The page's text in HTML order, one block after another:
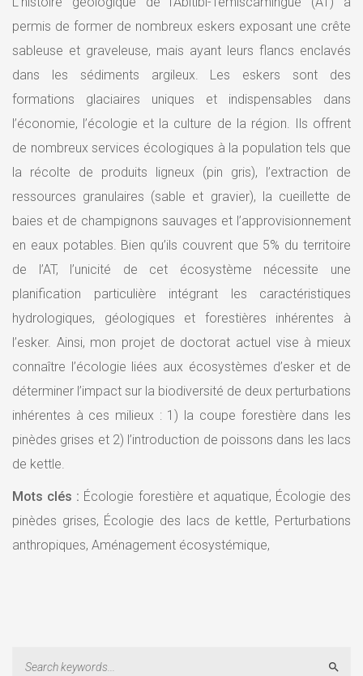
permis de former de nombreux eskers exposant une crête
sableuse et graveleuse, mais ayant leurs flancs enclavés
dans les sédiments argileux. Les eskers sont des
formations glaciaires uniques et indispensables dans
l’économie, l’écologie et la culture de la région. Ils offrent
de nombreux services écologiques à la population tels que
la récolte de produits ligneux (pin gris), l’extraction de
ressources granulaires (sable et gravier), la cueillette de
baies et de champignons sauvages et l’approvisionnement
en eaux potables. Bien qu’ils couvrent que 5% du territoire
de l’AT, l’unicité de cet écosystème nécessite une
planification particulière intégrant les caractéristiques
hydrologiques, géologiques et forestières inhérentes à
l’esker. Ainsi, mon projet de doctorat actuel vise à mieux
connaître l’écologie liées aux écosystèmes d’esker et de
déterminer l’impact sur la biodiversité de deux perturbations
inhérentes à ces milieux : 1) la coupe forestière dans les
pinèdes grises et 2) l’introduction de poissons dans les lacs
de kettle.
Mots clés : Écologie forestière et aquatique, Écologie des
pinèdes grises, Écologie des lacs de kettle, Perturbations
anthropiques, Aménagement écosystémique,